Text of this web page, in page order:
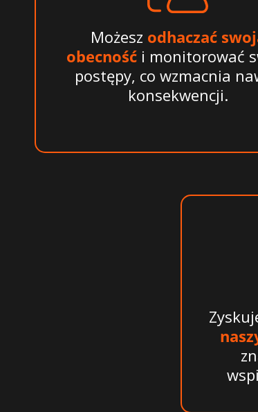
Możesz odhaczać
obecnośći monitorować
postępy, co wzmacnia
konsekwencji.